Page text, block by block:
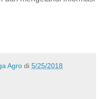
Agro di 5/25/2018